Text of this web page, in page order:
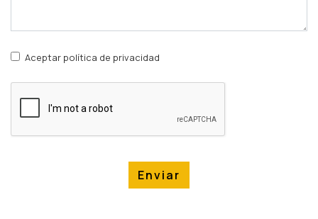
Aceptar política de privacidad
Enviar